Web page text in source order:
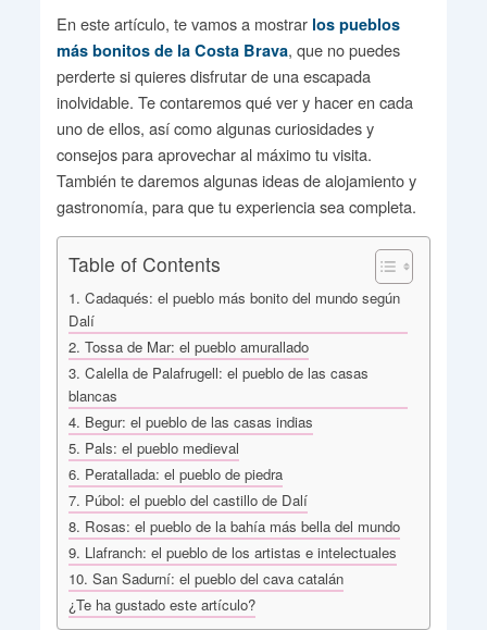
En este artículo, te vamos a mostrar los pueblos
más bonitos de la Costa Brava, que no puedes
perderte si quieres disfrutar de una escapada
inolvidable. Te contaremos qué ver y hacer en cada
uno de ellos, así como algunas curiosidades y
consejos para aprovechar al máximo tu visita.
También te daremos algunas ideas de alojamiento y
gastronomía, para que tu experiencia sea completa.
Table of Contents
1. Cadaqués: el pueblo más bonito del mundo según
Dalí
2. Tossa de Mar: el pueblo amurallado
3. Calella de Palafrugell: el pueblo de las casas
blancas
4. Begur: el pueblo de las casas indias
5. Pals: el pueblo medieval
6. Peratallada: el pueblo de piedra
7. Púbol: el pueblo del castillo de Dalí
8. Rosas: el pueblo de la bahía más bella del mundo
9. Llafranch: el pueblo de los artistas e intelectuales
10. San Sadurní: el pueblo del cava catalán
¿Te ha gustado este artículo?